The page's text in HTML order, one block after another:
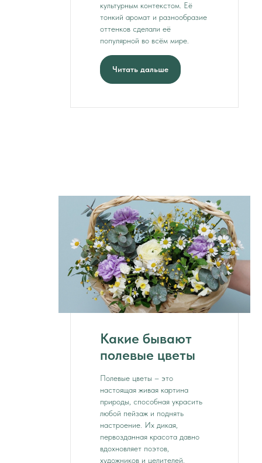
культурным контекстом. Её
тонкий аромат и разнообразие
оттенков сделали её
популярной во всём мире.
Читать дальше
Какие бывают
полевые цветы
Полевые цветы – это
настоящая живая картина
природы, способная украсить
любой пейзаж и поднять
настроение. Их дикая,
первозданная красота давно
вдохновляет поэтов,
художников и целителей.